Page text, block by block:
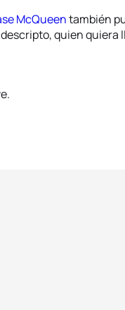
McQueentambién
quien quiera